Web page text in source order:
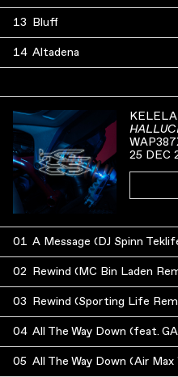
13 Bluff
14 Altadena
KELELA
25 DEC
01 A Message (DJ Spinn
02 Rewind (MC Bin Laden
03 Rewind (Sporting Life
04 All The Way Down (feat.
05 All The Way Down (Air